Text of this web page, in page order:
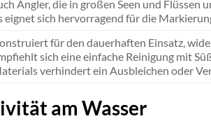
Angler, die in großen Seen und Flüssen
eignet sich hervorragend für die
für den dauerhaften Einsatz,
sich eine einfache Reinigung mit
verhindert ein Ausbleichen oder
am Wasser